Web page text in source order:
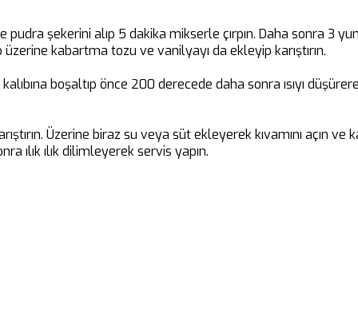
ve pudra şekerini alıp 5 dakika mikserle çırpın. Daha sonra
kabartma tozu ve vanilyayı da ekleyip karıştırın.
boşaltıp önce 200 derecede daha sonra ısıyı
Üzerine biraz su veya süt ekleyerek kıvamını açın
ılık ılık dilimleyerek servis yapın.